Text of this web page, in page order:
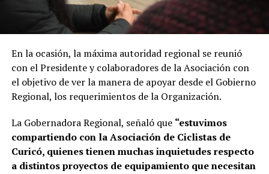
En la ocasión, la máxima autoridad regional se reunió
con el Presidente y colaboradores de la Asociación con
el objetivo de ver la manera de apoyar desde el Gobierno
Regional, los requerimientos de la Organización.
La Gobernadora Regional, señaló que “estuvimos
compartiendo con la Asociación de Ciclistas de
Curicó, quienes tienen muchas inquietudes respecto
a distintos proyectos de equipamiento que necesitan